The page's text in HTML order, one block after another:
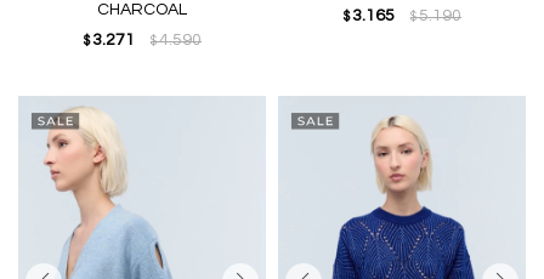
CHARCOAL
$ 3.271 $4.590
$ 3.165 $5.190